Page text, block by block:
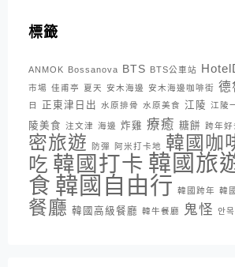
標籤
ANMOK Bossanova BTS BTS公車站
市場 佳甫亭 夏天 安木海邊 安木海邊咖啡街 德
日
正東津日出 水原排骨 水原美食 江陵 江陵
陵美食 注文津 海邊 炸雞 療癒 糖餅 跨年好
密旅遊
防彈 阿米打卡地 韓國咖
吃 韓國打卡 韓國旅
食 韓國自由行 韓國跨年 韓
餐廳 韓國高級餐廳 韓牛餐廳 鬼怪 안